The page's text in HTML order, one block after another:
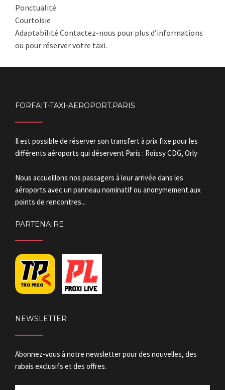
Ponctualité
Courtoisie
Adaptabilité Contactez-nous pour plus d’informations
ou pour réserver votre taxi.
FORFAIT-TAXI-AEROPORT.PARIS
Il est possible de réserver son transfert à prix fixe pour les
différents aéroports qui déservent Paris : Roissy CDG, Orly
Nous accueillons nos passagers à leur arrivée dans les
aéroports avec un panneau nominatif ou anonymement aux
points de rencontres...
PARTENAIRE
NEWSLETTER
Abonnez-vous à notre newsletter pour des nouvelles, des
rabais exclusifs et des offres.